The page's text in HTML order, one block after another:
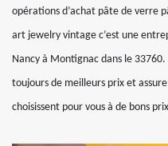
opérations d’achat pâte de verre
art jewelry vintage c’est une
Nancy à Montignac dans le
toujours de meilleurs prix et
choisissent pour vous à de bons